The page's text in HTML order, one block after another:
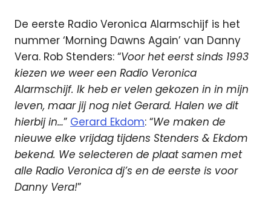
De eerste Radio Veronica Alarmschijf is het
nummer ‘Morning Dawns Again’ van Danny
Vera. Rob Stenders: “Voor het eerst sinds 1993
kiezen we weer een Radio Veronica
Alarmschijf. Ik heb er velen gekozen in in mijn
leven, maar jij nog niet Gerard. Halen we dit
hierbij in…” Gerard Ekdom: “We maken de
nieuwe elke vrijdag tijdens Stenders & Ekdom
bekend. We selecteren de plaat samen met
alle Radio Veronica dj’s en de eerste is voor
Danny Vera!”